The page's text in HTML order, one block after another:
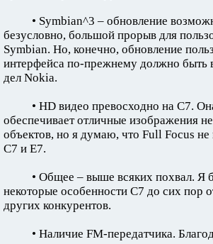
• Symbian^3 – обновление
безусловно, большой прорыв для
Symbian. Но, конечно, обновление
интерфейса по-прежнему должно быть
дел Nokia.
• HD видео превосходно на C7.
обеспечивает отличные изображения
объектов, но я думаю, что Full Focus не
C7 и Е7.
• Общее – выше всяких похвал. Я
некоторые особенности C7 до сих пор
других конкурентов.
• Наличие FM-передатчика.